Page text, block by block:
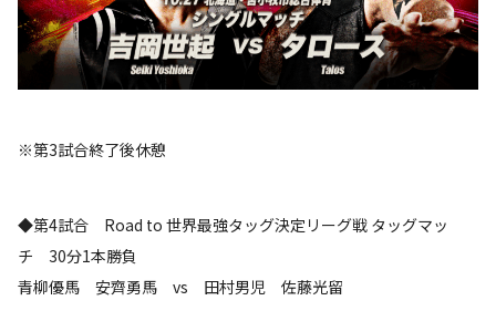
※第3試合終了後休憩
◆第4試合 Road to 世界最強タッグ決定リーグ戦 タッグマッ
チ 30分1本勝負
青柳優馬 安齊勇馬 vs 田村男児 佐藤光留